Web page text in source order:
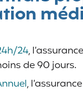
24,
de 90 jours.
,